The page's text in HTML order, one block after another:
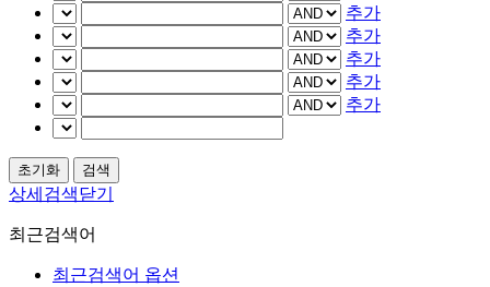
추가
추가
추가
추가
추가
상세검색닫기
최근검색어
최근검색어 옵션